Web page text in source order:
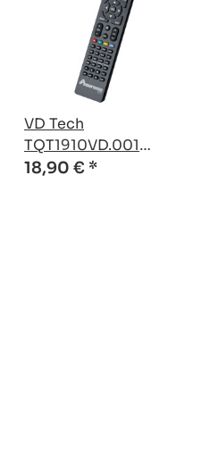
VD Tech
TQT1910VD.001
kompatible Ersatz
18,90 € *